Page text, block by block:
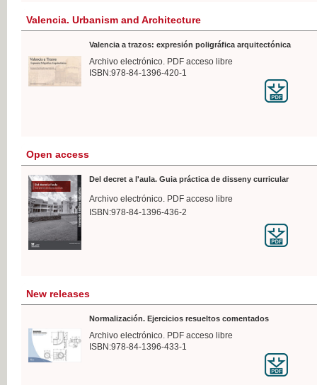
Valencia. Urbanism and Architecture
Valencia a trazos: expresión poligráfica arquitectónica
Archivo electrónico. PDF acceso libre
ISBN:978-84-1396-420-1
Open access
Del decret a l'aula. Guia práctica de disseny curricular
Archivo electrónico. PDF acceso libre
ISBN:978-84-1396-436-2
New releases
Normalización. Ejercicios resueltos comentados
Archivo electrónico. PDF acceso libre
ISBN:978-84-1396-433-1